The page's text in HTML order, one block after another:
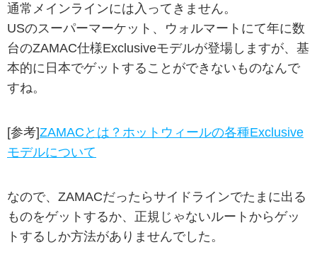
通常メインラインには入ってきません。
USのスーパーマーケット、ウォルマートにて年に数
台のZAMAC仕様Exclusiveモデルが登場しますが、基
本的に日本でゲットすることができないものなんで
すね。
[参考]ZAMACとは？ホットウィールの各種Exclusive
モデルについて
なので、ZAMACだったらサイドラインでたまに出る
ものをゲットするか、正規じゃないルートからゲッ
トするしか方法がありませんでした。